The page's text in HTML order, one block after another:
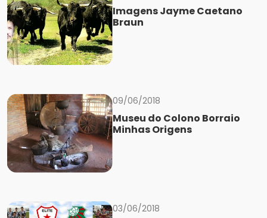
Imagens Jayme Caetano
Braun
09/06/2018
Museu do Colono Borraio
Minhas Origens
03/06/2018